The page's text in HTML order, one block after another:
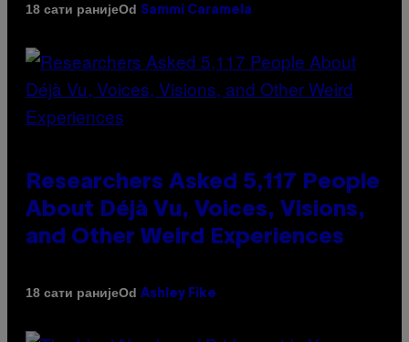
18 сати ранијеOd Sammi Caramela
Researchers Asked 5,117 People
About Déjà Vu, Voices, Visions,
and Other Weird Experiences
18 сати ранијеOd Ashley Fike